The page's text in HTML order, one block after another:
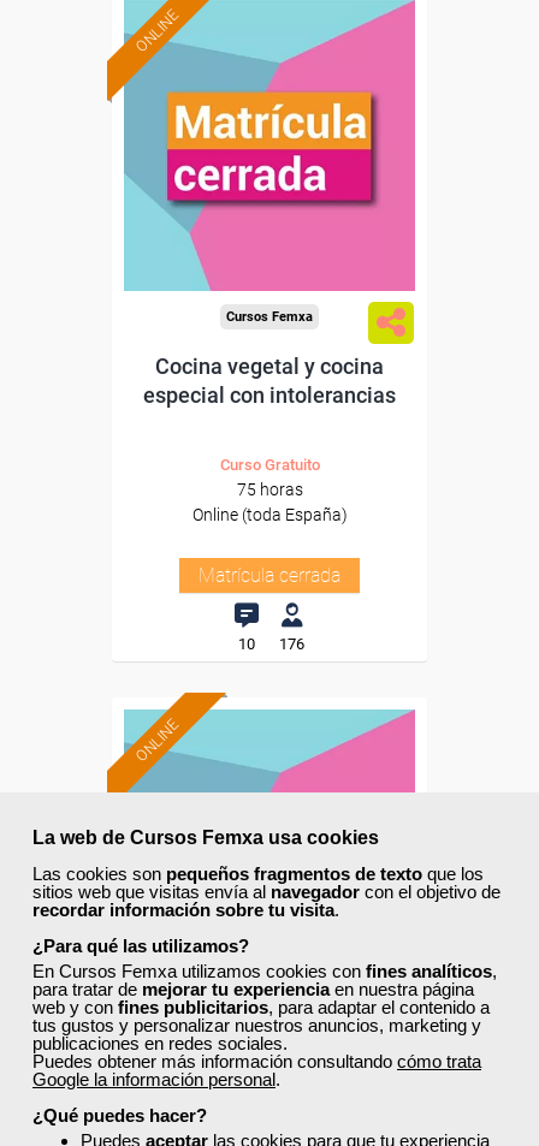
La web de Cursos Femxa usa cookies
Las cookies son pequeños fragmentos de texto que los
sitios web que visitas envía al navegador con el objetivo de
recordar información sobre tu visita.
¿Para qué las utilizamos?
En Cursos Femxa utilizamos cookies con fines analíticos,
para tratar de mejorar tu experienciaen nuestra página
web y con fines publicitarios, para adaptar el contenido a
tus gustos y personalizar nuestros anuncios, marketing y
publicaciones en redes sociales.
Puedes obtener más información consultando cómo trata
Google la información personal.
¿Qué puedes hacer?
Puedes aceptar las cookies para que tu experiencia
ONLINE
Cursos Femxa
Cocina vegetal y cocina
especial con intolerancias
Curso Gratuito
75 horas
Online (toda España)
Matrícula cerrada
10 176
ONLINE
Cursos Femxa
Aprovisionamiento de
materias primas en cocina